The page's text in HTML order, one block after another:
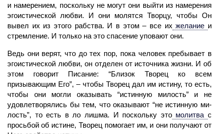
и намерением, поскольку не могут они выйти из намерения
эгоистиче­ской любви. И они молятся Творцу, чтобы Он
вывел их из этого рабства. И в этом – все их желание и
стремление. И только на это спасение уповают они.
Ведь они верят, что до тех пор, покачеловек пребывает в
эгоистической любви, он отделен от источника жизни. И об
этом говорит Писание: “Близок Творец ко всем
призывающим Его”, – чтобы Творец дал им истину, то есть,
чтобы они могли оказывать “истинную милость” и не
удовлетворялись бы тем, что оказывают “не истинную ми­
лость”, то есть в ло лишма. И поскольку этомолитвас
просьбой об истине, Творец помогает им, и они получают от